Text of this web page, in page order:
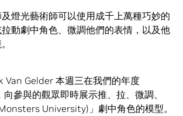
燈光藝術師可以使用成千上萬種巧妙的
動劇中角色、微調他們的表情，以及他
Van Gelder 本週三在我們的年度
向參與的觀眾即時展示推、拉、微調、
University)」劇中角色的模型。